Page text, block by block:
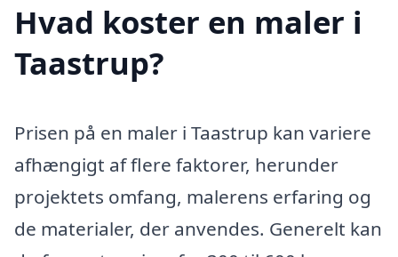
Hvad koster en maler i
Taastrup?
Prisen på en maler i Taastrup kan variere
afhængigt af flere faktorer, herunder
projektets omfang, malerens erfaring og
de materialer, der anvendes. Generelt kan